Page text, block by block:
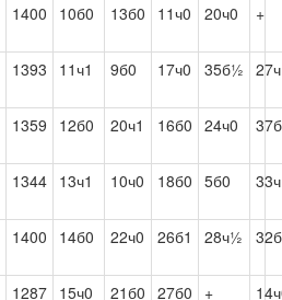
1400 10б0 13б0 11ч0 20ч0 +
1393 11ч1 9б0 17ч0 35б½
1359 12б0 20ч1 16б0 24ч0
1344 13ч1 10ч0 18б0 5б0
1400 14б0 22ч0 26б1 28ч½
1287 15ч0 21б0 27б0 +